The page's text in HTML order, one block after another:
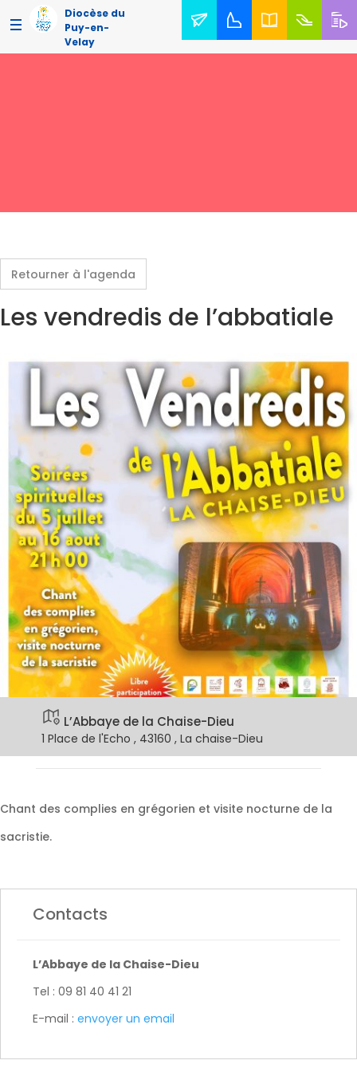
Diocèse du
Puy-en-
Velay
Retourner à l'agenda
Les vendredis de l’abbatiale
L’Abbaye de la Chaise-Dieu
1 Place de l'Echo , 43160 , La chaise-Dieu
Chant des complies en grégorien et visite nocturne de la
sacristie.
Contacts
L’Abbaye de la Chaise-Dieu
Tel : 09 81 40 41 21
E-mail : envoyer un email